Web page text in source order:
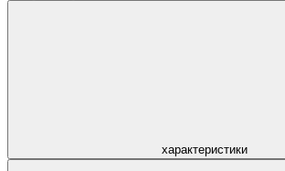
характеристики